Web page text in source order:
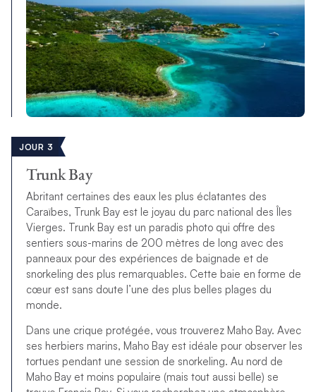
JOUR 3
Trunk Bay
Abritant certaines des eaux les plus éclatantes des
Caraïbes, Trunk Bay est le joyau du parc national des Îles
Vierges. Trunk Bay est un paradis photo qui offre des
sentiers sous-marins de 200 mètres de long avec des
panneaux pour des expériences de baignade et de
snorkeling des plus remarquables. Cette baie en forme de
cœur est sans doute l’une des plus belles plages du
monde.
Dans une crique protégée, vous trouverez Maho Bay. Avec
ses herbiers marins, Maho Bay est idéale pour observer les
tortues pendant une session de snorkeling. Au nord de
Maho Bay et moins populaire (mais tout aussi belle) se